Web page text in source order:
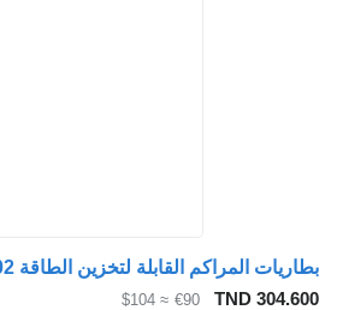
TND 304.600
€90
≈ $104